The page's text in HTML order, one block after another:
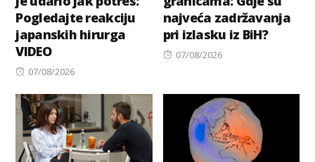
Pogledajte reakciju
japanskih hirurga
VIDEO
Posted
07/08/2026
najveća zadržavanja
pri izlasku iz BiH?
Posted
07/08/2026